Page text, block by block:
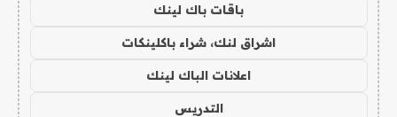
باقات باك لينك
اشراق لنك، شراء باكلينكات
اعلانات الباك لينك
التدريس